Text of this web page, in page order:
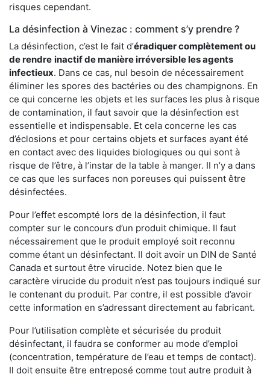
risques cependant.
La désinfection à Vinezac : comment s’y prendre ?
La désinfection, c’est le fait d’éradiquer complètement ou
de rendre inactif de manière irréversible les agents
infectieux. Dans ce cas, nul besoin de nécessairement
éliminer les spores des bactéries ou des champignons. En
ce qui concerne les objets et les surfaces les plus à risque
de contamination, il faut savoir que la désinfection est
essentielle et indispensable. Et cela concerne les cas
d’éclosions et pour certains objets et surfaces ayant été
en contact avec des liquides biologiques ou qui sont à
risque de l’être, à l’instar de la table à manger. II n’y a dans
ce cas que les surfaces non poreuses qui puissent être
désinfectées.
Pour l’effet escompté lors de la désinfection, il faut
compter sur le concours d’un produit chimique. Il faut
nécessairement que le produit employé soit reconnu
comme étant un désinfectant. Il doit avoir un DIN de Santé
Canada et surtout être virucide. Notez bien que le
caractère virucide du produit n’est pas toujours indiqué sur
le contenant du produit. Par contre, il est possible d’avoir
cette information en s’adressant directement au fabricant.
Pour l’utilisation complète et sécurisée du produit
désinfectant, il faudra se conformer au mode d’emploi
(concentration, température de l’eau et temps de contact).
Il doit ensuite être entreposé comme tout autre produit à